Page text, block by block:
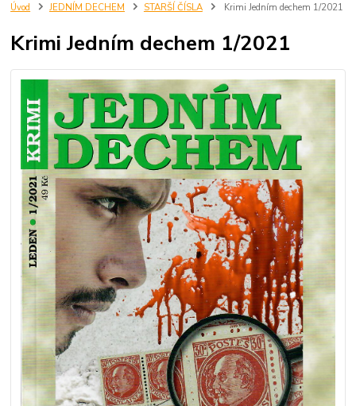
Úvod JEDNÍM DECHEM STARŠÍ ČÍSLA Krimi Jedním dechem 1/2021
Krimi Jedním dechem 1/2021